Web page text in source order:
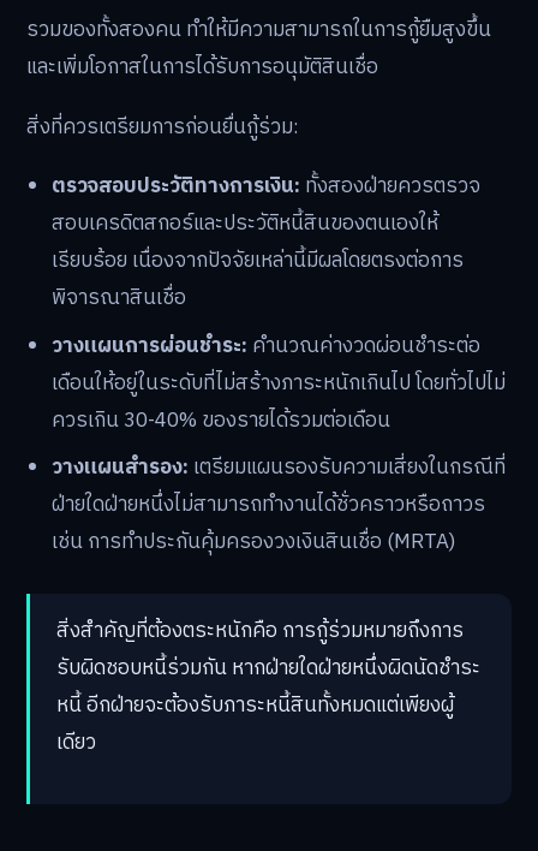
รวมของทั้งสองคน ทำให้มีความสามารถในการกู้ยืมสูงขึ้น
และเพิ่มโอกาสในการได้รับการอนุมัติสินเชื่อ
สิ่งที่ควรเตรียมการก่อนยื่นกู้ร่วม:
ตรวจสอบประวัติทางการเงิน: ทั้งสองฝ่ายควรตรวจ
สอบเครดิตสกอร์และประวัติหนี้สินของตนเองให้
เรียบร้อย เนื่องจากปัจจัยเหล่านี้มีผลโดยตรงต่อการ
พิจารณาสินเชื่อ
วางแผนการผ่อนชำระ: คำนวณค่างวดผ่อนชำระต่อ
เดือนให้อยู่ในระดับที่ไม่สร้างภาระหนักเกินไป โดยทั่วไปไม่
ควรเกิน 30-40% ของรายได้รวมต่อเดือน
วางแผนสำรอง: เตรียมแผนรองรับความเสี่ยงในกรณีที่
ฝ่ายใดฝ่ายหนึ่งไม่สามารถทำงานได้ชั่วคราวหรือถาวร
เช่น การทำประกันคุ้มครองวงเงินสินเชื่อ (MRTA)
สิ่งสำคัญที่ต้องตระหนักคือ การกู้ร่วมหมายถึงการ
รับผิดชอบหนี้ร่วมกัน หากฝ่ายใดฝ่ายหนึ่งผิดนัดชำระ
หนี้ อีกฝ่ายจะต้องรับภาระหนี้สินทั้งหมดแต่เพียงผู้
เดียว